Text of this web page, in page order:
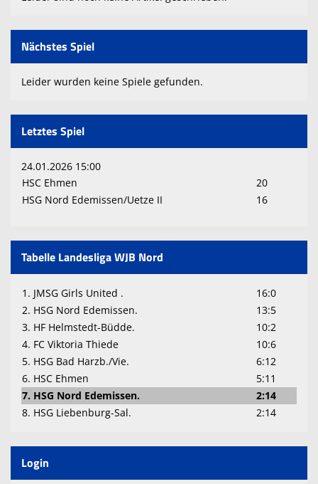
Nächstes Spiel
Leider wurden keine Spiele gefunden.
Letztes Spiel
24.01.2026 15:00
HSC Ehmen
20
HSG Nord Edemissen/Uetze II
16
Tabelle Landesliga WJB Nord
1. JMSG Girls United .
16:0
2. HSG Nord Edemissen.
13:5
3. HF Helmstedt-Büdde.
10:2
4. FC Viktoria Thiede
10:6
5. HSG Bad Harzb./Vie.
6:12
6. HSC Ehmen
5:11
7. HSG Nord Edemissen.
2:14
8. HSG Liebenburg-Sal.
2:14
Login